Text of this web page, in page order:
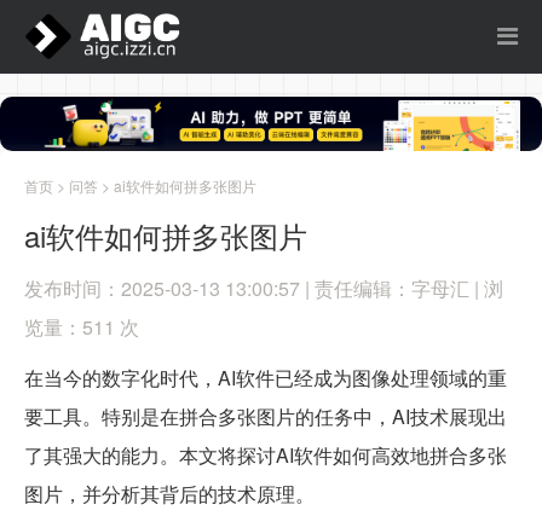
首页 > 问答 > ai软件如何拼多张图片
ai软件如何拼多张图片
发布时间：2025-03-13 13:00:57 | 责任编辑：字母汇 | 浏
览量：511 次
在当今的数字化时代，AI软件已经成为图像处理领域的重
要工具。特别是在拼合多张图片的任务中，AI技术展现出
了其强大的能力。本文将探讨AI软件如何高效地拼合多张
图片，并分析其背后的技术原理。